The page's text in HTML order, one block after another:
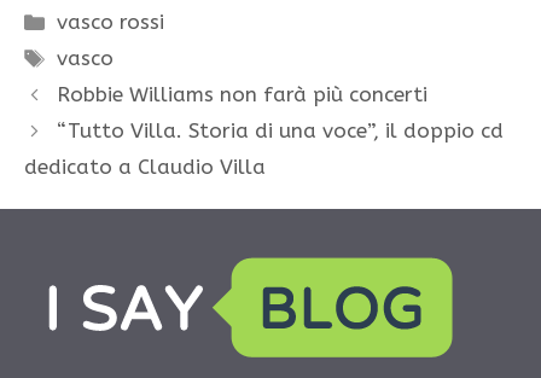
Categorie
vasco rossi
Tag
vasco
Robbie Williams non farà più concerti
“Tutto Villa. Storia di una voce”, il doppio cd
dedicato a Claudio Villa